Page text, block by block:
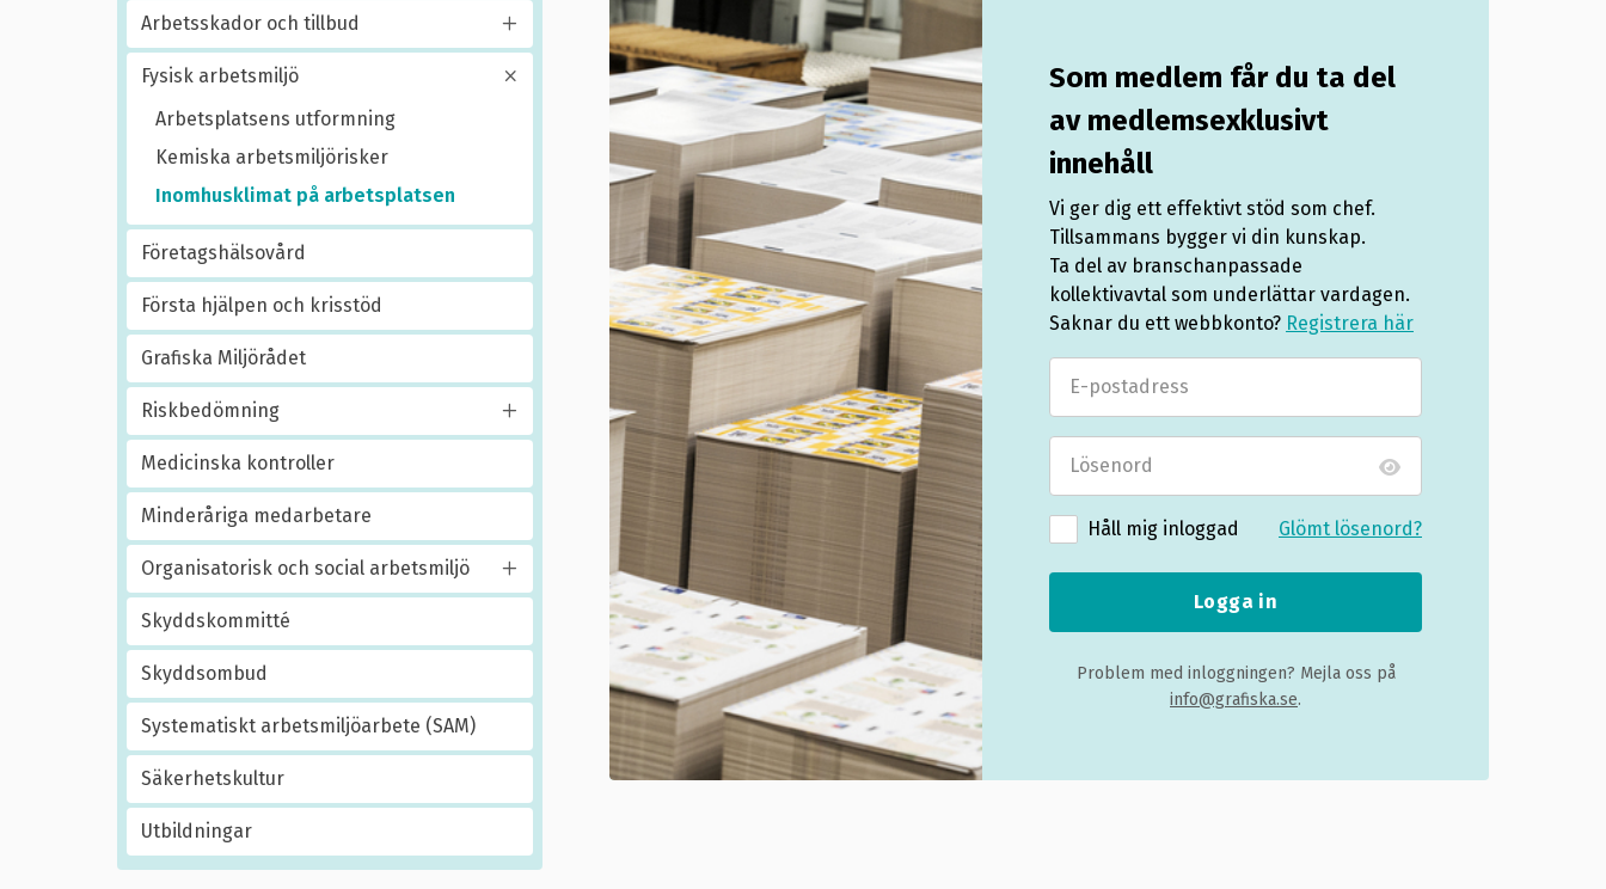
Arbetsskador och tillbud
Fysisk arbetsmiljö
Arbetsplatsens utformning
Kemiska arbetsmiljörisker
Inomhusklimat på arbetsplatsen
Företagshälsovård
Första hjälpen och krisstöd
Grafiska Miljörådet
Riskbedömning
Medicinska kontroller
Minderåriga medarbetare
Organisatorisk och social arbetsmiljö
Skyddskommitté
Skyddsombud
Systematiskt arbetsmiljöarbete (SAM)
Säkerhetskultur
Utbildningar
Som medlem får du ta del
av medlemsexklusivt
innehåll
Vi ger dig ett effektivt stöd som chef.
Tillsammans bygger vi din kunskap.
Ta del av branschanpassade
kollektivavtal som underlättar vardagen.
Saknar du ett webbkonto? Registrera här
Håll mig inloggad Glömt lösenord?
Logga in
Problem med inloggningen? Mejla oss på
info@grafiska.se.